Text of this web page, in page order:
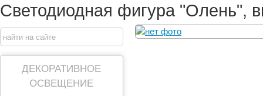
Светодиодная фигура "Олень",
ДЕКОРАТИВНОЕ
ОСВЕЩЕНИЕ